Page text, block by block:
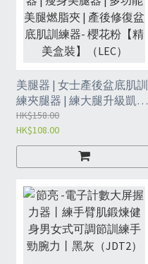
美腿器 | 女士產後盆底肌訓
練夾腿器 | 練大腿升級凱格
爾計數美尻提臀器 | 瘦身美
腿器 | 多功能美腿燃脂夾 |
產後修復盆底肌訓練器- 櫻
花粉【精美盒裝】（LEC）
HK$158.00
HK$108.00